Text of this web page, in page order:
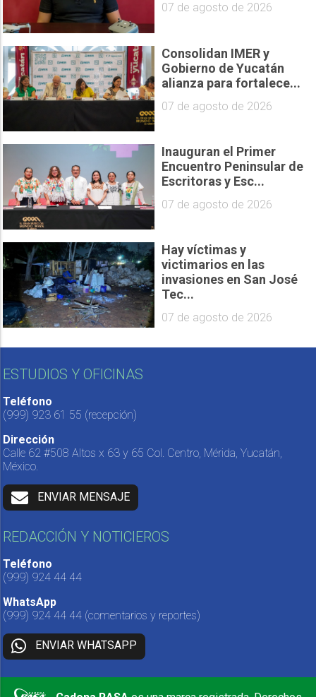
07 de agosto de 2026
Consolidan IMER y
Gobierno de Yucatán
alianza para fortalece...
07 de agosto de 2026
Inauguran el Primer
Encuentro Peninsular de
Escritoras y Esc...
07 de agosto de 2026
Hay víctimas y
victimarios en las
invasiones en San José
Tec...
07 de agosto de 2026
ESTUDIOS Y OFICINAS
Teléfono
(999) 923 61 55 (recepción)
Dirección
Calle 62 #508 Altos x 63 y 65 Col. Centro, Mérida, Yucatán,
México.
ENVIAR MENSAJE
REDACCIÓN Y NOTICIEROS
Teléfono
(999) 924 44 44
WhatsApp
(999) 924 44 44 (comentarios y reportes)
ENVIAR WHATSAPP